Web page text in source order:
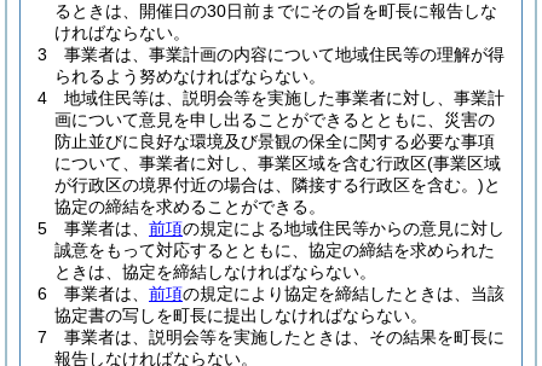
るときは、開催日の30日前までにその旨を町長に報告しな
ければならない。
3
事業者は、事業計画の内容について地域住民等の理解が得
られるよう努めなければならない。
4
地域住民等は、説明会等を実施した事業者に対し、事業計
画について意見を申し出ることができるとともに、災害の
防止並びに良好な環境及び景観の保全に関する必要な事項
について、事業者に対し、事業区域を含む行政区(事業区域
が行政区の境界付近の場合は、隣接する行政区を含む。)と
協定の締結を求めることができる。
5
事業者は、 前項の規定による地域住民等からの意見に対し
誠意をもって対応するとともに、協定の締結を求められた
ときは、協定を締結しなければならない。
6
事業者は、 前項の規定により協定を締結したときは、当該
協定書の写しを町長に提出しなければならない。
7
事業者は、説明会等を実施したときは、その結果を町長に
報告しなければならない。